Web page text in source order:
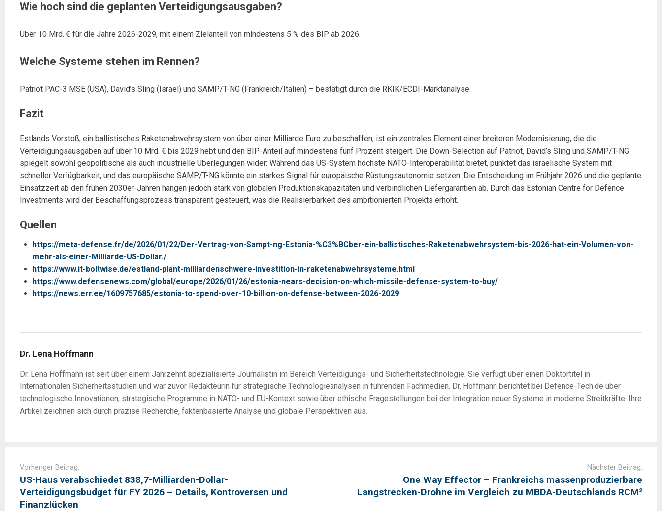
Wie hoch sind die geplanten Verteidigungsausgaben?
Über 10 Mrd. € für die Jahre 2026-2029, mit einem Zielanteil von mindestens 5 % des BIP ab 2026.
Welche Systeme stehen im Rennen?
Patriot PAC-3 MSE (USA), David’s Sling (Israel) und SAMP/T-NG (Frankreich/Italien) – bestätigt durch die RKIK/ECDI-Marktanalyse.
Fazit
Estlands Vorstoß, ein ballistisches Raketenabwehrsystem von über einer Milliarde Euro zu beschaffen, ist ein zentrales Element einer breiteren Modernisierung, die die
Verteidigungsausgaben auf über 10 Mrd. € bis 2029 hebt und den BIP-Anteil auf mindestens fünf Prozent steigert. Die Down-Selection auf Patriot, David’s Sling und SAMP/T-NG
spiegelt sowohl geopolitische als auch industrielle Überlegungen wider: Während das US-System höchste NATO-Interoperabilität bietet, punktet das israelische System mit
schneller Verfügbarkeit, und das europäische SAMP/T-NG könnte ein starkes Signal für europäische Rüstungsautonomie setzen. Die Entscheidung im Frühjahr 2026 und die geplante
Einsatzzeit ab den frühen 2030er-Jahren hängen jedoch stark von globalen Produktionskapazitäten und verbindlichen Liefergarantien ab. Durch das Estonian Centre for Defence
Investments wird der Beschaffungsprozess transparent gesteuert, was die Realisierbarkeit des ambitionierten Projekts erhöht.
Quellen
https://meta-defense.fr/de/2026/01/22/Der-Vertrag-von-Sampt-ng-Estonia-%C3%BCber-ein-ballistisches-Raketenabwehrsystem-bis-2026-hat-ein-Volumen-von-
mehr-als-einer-Milliarde-US-Dollar./
https://www.it-boltwise.de/estland-plant-milliardenschwere-investition-in-raketenabwehrsysteme.html
https://www.defensenews.com/global/europe/2026/01/26/estonia-nears-decision-on-which-missile-defense-system-to-buy/
https://news.err.ee/1609757685/estonia-to-spend-over-10-billion-on-defense-between-2026-2029
Dr. Lena Hoffmann
Dr. Lena Hoffmann ist seit über einem Jahrzehnt spezialisierte Journalistin im Bereich Verteidigungs- und Sicherheitstechnologie. Sie verfügt über einen Doktortitel in
Internationalen Sicherheitsstudien und war zuvor Redakteurin für strategische Technologieanalysen in führenden Fachmedien. Dr. Hoffmann berichtet bei Defence-Tech.de über
technologische Innovationen, strategische Programme in NATO- und EU-Kontext sowie über ethische Fragestellungen bei der Integration neuer Systeme in moderne Streitkräfte. Ihre
Artikel zeichnen sich durch präzise Recherche, faktenbasierte Analyse und globale Perspektiven aus.
navigation
Vorheriger Beitrag:
US-Haus verabschiedet 838,7-Milliarden-Dollar-
Verteidigungsbudget für FY 2026 – Details, Kontroversen und
Finanzlücken
Nächster Beitrag:
One Way Effector – Frankreichs massenproduzierbare
Langstrecken-Drohne im Vergleich zu MBDA-Deutschlands RCM²